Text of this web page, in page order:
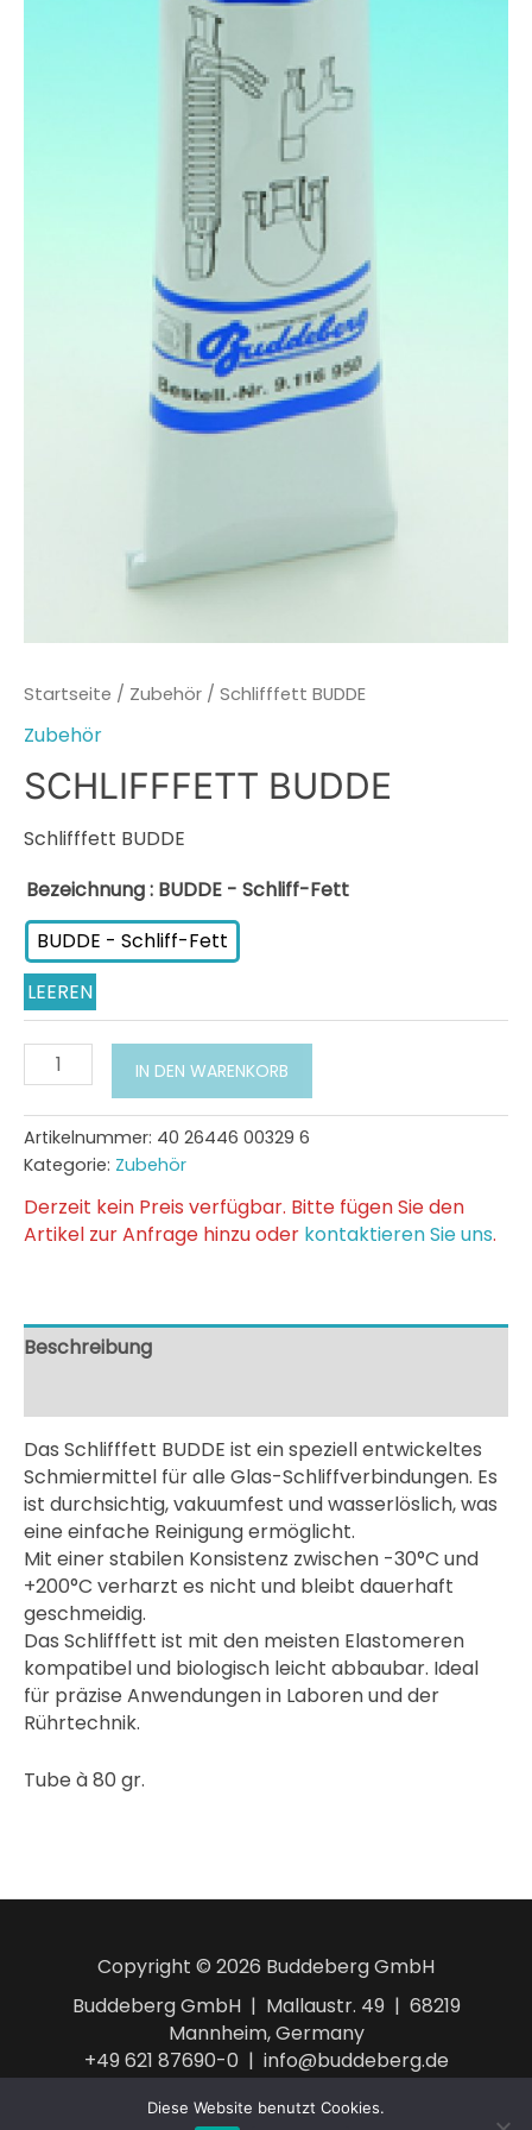
Startseite / Zubehör / Schlifffett BUDDE
Zubehör
SCHLIFFFETT BUDDE
Schlifffett BUDDE
Bezeichnung: BUDDE - Schliff-Fett
BUDDE - Schliff-Fett
LEEREN
Schlifffett
BUDDE
Menge
IN DEN WARENKORB
Artikelnummer: 40 26446 00329 6
Kategorie: Zubehör
Derzeit kein Preis verfügbar. Bitte fügen Sie den
Artikel zur Anfrage hinzu oder kontaktieren Sie uns.
Beschreibung
Das Schlifffett BUDDE ist ein speziell entwickeltes
Schmiermittel für alle Glas-Schliffverbindungen. Es
ist durchsichtig, vakuumfest und wasserlöslich, was
eine einfache Reinigung ermöglicht.
Mit einer stabilen Konsistenz zwischen -30°C und
+200°C verharzt es nicht und bleibt dauerhaft
geschmeidig.
Das Schlifffett ist mit den meisten Elastomeren
kompatibel und biologisch leicht abbaubar. Ideal
für präzise Anwendungen in Laboren und der
Rührtechnik.
Tube à 80 gr.
Copyright © 2026 Buddeberg GmbH
Buddeberg GmbH | Mallaustr. 49 | 68219
Mannheim, Germany
+49 621 87690-0 | info@buddeberg.de
Impressum Datenschutzerklärung
Diese Website benutzt Cookies.